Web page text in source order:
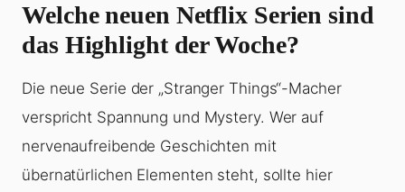
Welche neuen Netflix Serien sind
das Highlight der Woche?
Die neue Serie der „Stranger Things“-Macher
verspricht Spannung und Mystery. Wer auf
nervenaufreibende Geschichten mit
übernatürlichen Elementen steht, sollte hier